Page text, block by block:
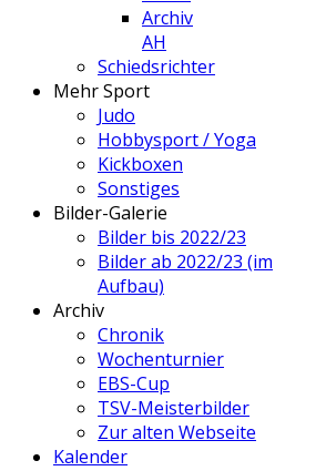
Archiv
AH
Schiedsrichter
Mehr Sport
Judo
Hobbysport / Yoga
Kickboxen
Sonstiges
Bilder-Galerie
Bilder bis 2022/23
Bilder ab 2022/23 (im
Aufbau)
Archiv
Chronik
Wochenturnier
EBS-Cup
TSV-Meisterbilder
Zur alten Webseite
Kalender